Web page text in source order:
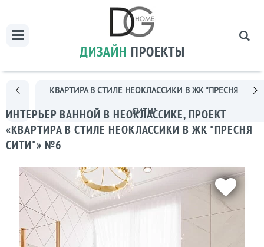
ДИЗАЙН ПРОЕКТЫ
КВАРТИРА В СТИЛЕ НЕОКЛАССИКИ В ЖК "ПРЕСНЯ
СИТИ"
ИНТЕРЬЕР ВАННОЙ В НЕОКЛАССИКЕ, ПРОЕКТ
«КВАРТИРА В СТИЛЕ НЕОКЛАССИКИ В ЖК "ПРЕСНЯ
СИТИ"» №6